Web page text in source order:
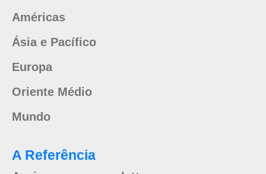
Américas
Ásia e Pacífico
Europa
Oriente Médio
Mundo
A Referência